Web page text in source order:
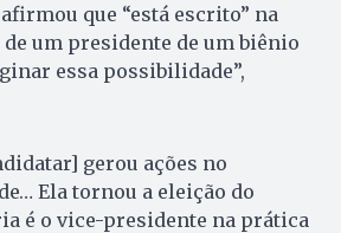
que “está escrito” na
um presidente de um biênio
essa possibilidade”,
gerou ações no
Ela tornou a eleição do
é o vice-presidente na prática